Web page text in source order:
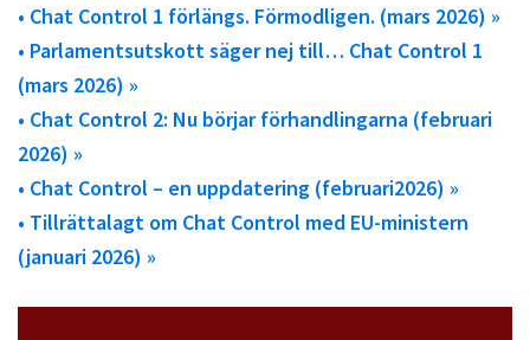
• Chat Control 1 förlängs. Förmodligen. (mars 2026) »
• Parlamentsutskott säger nej till… Chat Control 1
(mars 2026) »
• Chat Control 2: Nu börjar förhandlingarna (februari
2026) »
• Chat Control – en uppdatering (februari2026) »
• Tillrättalagt om Chat Control med EU-ministern
(januari 2026) »